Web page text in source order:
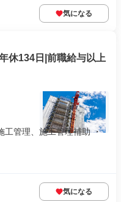
気になる
休134日|前職給与以上
工管理、施工管理補助 ・
気になる